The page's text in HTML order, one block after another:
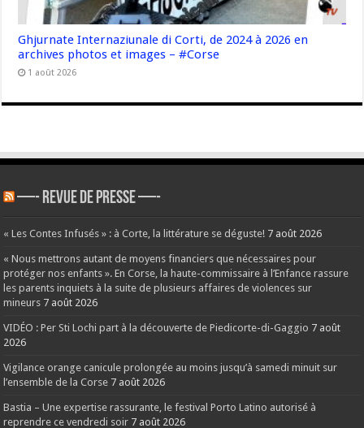
Ghjurnate Internaziunale di Corti, de 2024 à 2026 en
archives photos et images – #Corse
1 août 2026
—- REVUE DE PRESSE —-
« Les Contes Infusés » : à Corte, la littérature se déguste! 7 août 2026
« Nous mettrons autant de moyens financiers que nécessaires pour
protéger nos enfants ». En Corse, la haute-commissaire à l’Enfance rassure
les parents inquiets à la suite de plusieurs affaires de violences sur
mineurs 7 août 2026
VIDÉO : Per Sti Lochi part à la découverte de Piedicorte-di-Gaggio 7 août
2026
Vigilance orange canicule prolongée au moins jusqu’à samedi minuit sur
l’ensemble de la Corse 7 août 2026
Bastia – Une expertise rassurante, le festival Porto Latino autorisé à
reprendre ce vendredi soir 7 août 2026